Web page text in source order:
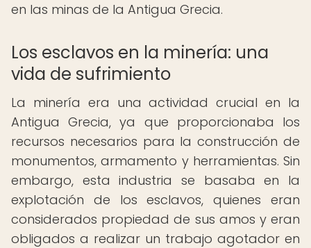
en las minas de la Antigua Grecia.
Los esclavos en la minería: una
vida de sufrimiento
La minería era una actividad crucial en la
Antigua Grecia, ya que proporcionaba los
recursos necesarios para la construcción de
monumentos, armamento y herramientas. Sin
embargo, esta industria se basaba en la
explotación de los esclavos, quienes eran
considerados propiedad de sus amos y eran
obligados a realizar un trabajo agotador en